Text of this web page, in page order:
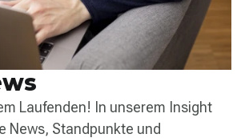
Laufenden! In unserem Insight
News, Standpunkte und